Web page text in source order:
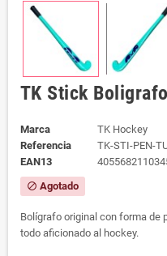
TK Stick
Marca
TK Hockey
Referencia
TK-STI-PEN-
EAN13
block Agotado
Bolígrafo original con forma de
todo aficionado al hockey.